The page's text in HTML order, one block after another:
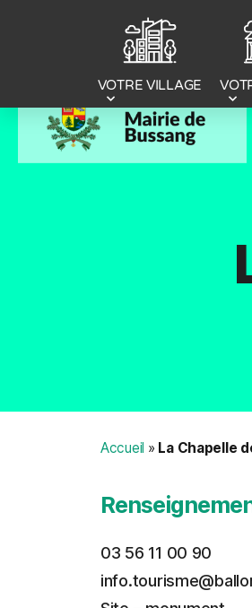
VOTRE VILLAGE
Accueil » La Chapelle
03 56 11 00 90